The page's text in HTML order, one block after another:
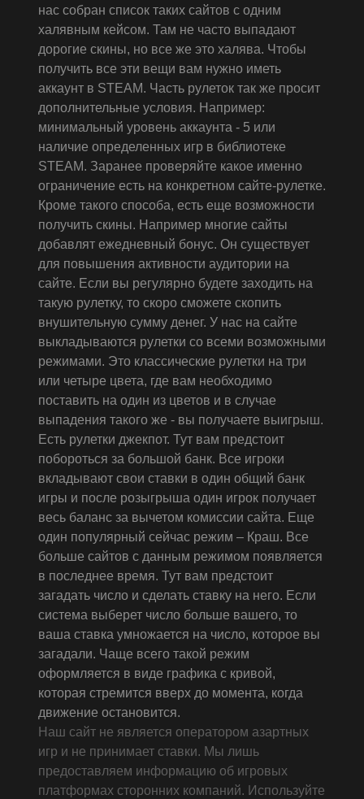
нас собран список таких сайтов с одним
халявным кейсом. Там не часто выпадают
дорогие скины, но все же это халява. Чтобы
получить все эти вещи вам нужно иметь
аккаунт в STEAM. Часть рулеток так же просит
дополнительные условия. Например:
минимальный уровень аккаунта - 5 или
наличие определенных игр в библиотеке
STEAM. Заранее проверяйте какое именно
ограничение есть на конкретном сайте-рулетке.
Кроме такого способа, есть еще возможности
получить скины. Например многие сайты
добавлят ежедневный бонус. Он существует
для повышения активности аудитории на
сайте. Если вы регулярно будете заходить на
такую рулетку, то скоро сможете скопить
внушительную сумму денег. У нас на сайте
выкладываются рулетки со всеми возможными
режимами. Это классические рулетки на три
или четыре цвета, где вам необходимо
поставить на один из цветов и в случае
выпадения такого же - вы получаете выигрыш.
Есть рулетки джекпот. Тут вам предстоит
побороться за большой банк. Все игроки
вкладывают свои ставки в один общий банк
игры и после розыгрыша один игрок получает
весь баланс за вычетом комиссии сайта. Еще
один популярный сейчас режим – Краш. Все
больше сайтов с данным режимом появляется
в последнее время. Тут вам предстоит
загадать число и сделать ставку на него. Если
система выберет число больше вашего, то
ваша ставка умножается на число, которое вы
загадали. Чаще всего такой режим
оформляется в виде графика с кривой,
которая стремится вверх до момента, когда
движение остановится.
Наш сайт не является оператором азартных
игр и не принимает ставки. Мы лишь
предоставляем информацию об игровых
платформах сторонних компаний. Используйте